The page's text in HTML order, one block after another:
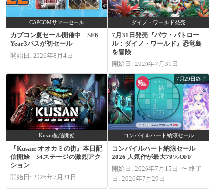
CAPCOMサマーセール
カプコン夏セール開催中 SF6
Year3パスが初セール
開始日: 2026年8月4日
ダイノ・ワールド発売
7月31日発売『パウ・パトロー
ル：ダイノ・ワールド』恐竜島
を冒険
開始日: 2026年7月31日
Kusan配信開始
『Kusan: オオカミの街』本日配
信開始 54ステージの激烈アク
ション
開始日: 2026年7月31日
7月29日終了
コンパイルハート納涼セール
コンパイルハート納涼セール
2026 人気作が最大79%OFF
開始日: 2026年7月15日 〜 終了
日: 2026年7月29日